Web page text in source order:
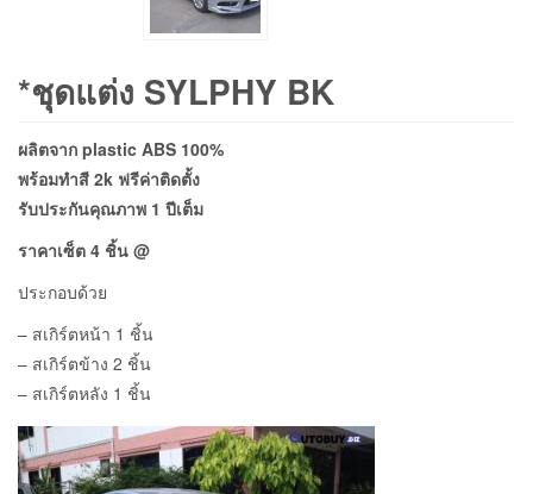
*ชุดแต่ง SYLPHY BK
ผลิตจาก plastic ABS 100%
พร้อมทำสี 2k ฟรีค่าติดตั้ง
รับประกันคุณภาพ 1 ปีเต็ม
ราคาเซ็ต 4 ชิ้น @
ประกอบด้วย
– สเกิร์ตหน้า 1 ชิ้น
– สเกิร์ตข้าง 2 ชิ้น
– สเกิร์ตหลัง 1 ชิ้น